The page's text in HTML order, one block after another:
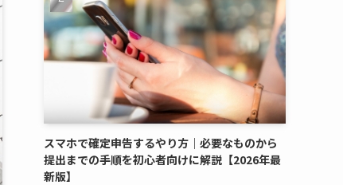
スマホで確定申告するやり方｜必要なものから
提出までの手順を初心者向けに解説【2026年最
新版】